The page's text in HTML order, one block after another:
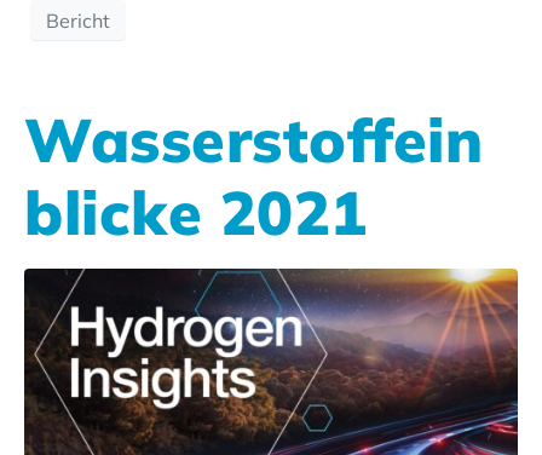
Bericht
Wasserstoffein
blicke 2021